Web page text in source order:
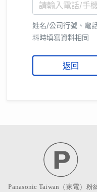
姓名/公司行號、電
料時填寫資料相同
返回